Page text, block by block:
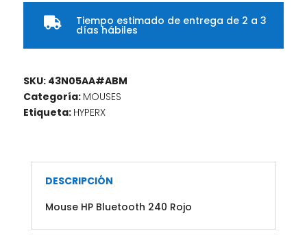
 Tiempo estimado de entrega de 2 a 3
días hábiles
SKU: 43N05AA#ABM
Categoría: MOUSES
Etiqueta: HYPERX
DESCRIPCIÓN
Mouse HP Bluetooth 240 Rojo